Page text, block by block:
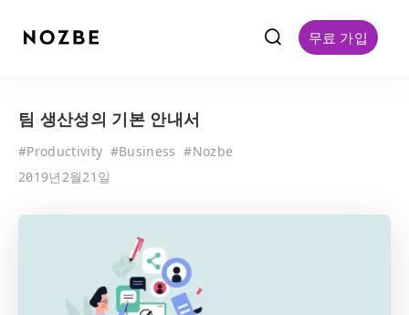
f 무료 가입
팀 생산성의 기본 안내서
#Productivity #Business #Nozbe
2019년2월21일